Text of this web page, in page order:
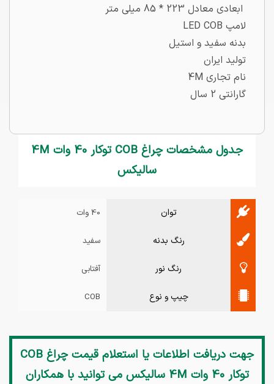
ابعادی معادل 223 * 85 میلی متر
لامپ LED COB
بدنه سفید و استیل
تولید ایران
نام تجاری 4M
گارانتی 2 سال
جدول مشخصات چراغ COB توکار 40 وات 4M
سالیکس
توان 40 وات
رنگ بدنه سفید
رنگ نور آفتابی
چیپ و نوع COB
جهت دریافت اطلاعات یا استعلام قیمت
چراغ COB
توکار 40 وات 4M سالیکس
می توانید با همکاران